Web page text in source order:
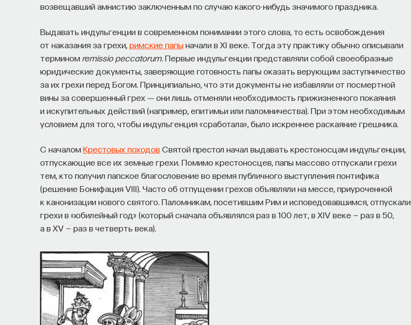
возвещавший амнистию заключенным по случаю какого-нибудь значимого праздника.
Выдавать индульгенции в современном понимании этого слова, то есть освобождения
от наказания за грехи, римские папы начали в XI веке. Тогда эту практику обычно описывали
термином remissio peccatorum. Первые индульгенции представляли собой своеобразные
юридические документы, заверяющие готовность папы оказать верующим заступничество
за их грехи перед Богом. Принципиально, что эти документы не избавляли от посмертной
вины за совершенный грех ― они лишь отменяли необходимость прижизненного покаяния
и искупительных действий (например, епитимьи или паломничества). При этом необходимым
условием для того, чтобы индульгенция «сработала», было искреннее раскаяние грешника.
С началом Крестовых походов Святой престол начал выдавать крестоносцам индульгенции,
отпускающие все их земные грехи. Помимо крестоносцев, папы массово отпускали грехи
тем, кто получил папское благословение во время публичного выступления понтифика
(решение Бонифация VIII). Часто об отпущении грехов объявляли на мессе, приуроченной
к канонизации нового святого. Паломникам, посетившим Рим и исповедовавшимся, отпускали
грехи в «юбилейный год» (который сначала объявлялся раз в 100 лет, в XIV веке — раз в 50,
а в XV — раз в четверть века).
Пройдя этот курс, вы научитесь:
— Ориентироваться в общих принципах работы нашего организма
— Разбираться в биохимических процессах мозга
— Понимать причины нейро- и психопатологий
— Осознавать связь своего поведения и эмоций с активностью нейромедиаторов мозга
физиологии человека и животных биологического факультета МГУ им. М.В. Ломоносова
3/10/2025 НАПИСАТЬ НАМ
НАД МАТЕРИАЛОМ РАБОТАЛИ
доктор биологических наук, профессор кафедры физиологии человека и животных
биологического факультета МГУ им. М. В. Ломоносова, специалист в области физиологии мозга
БИОЛОГИЯ
1297 публикаций